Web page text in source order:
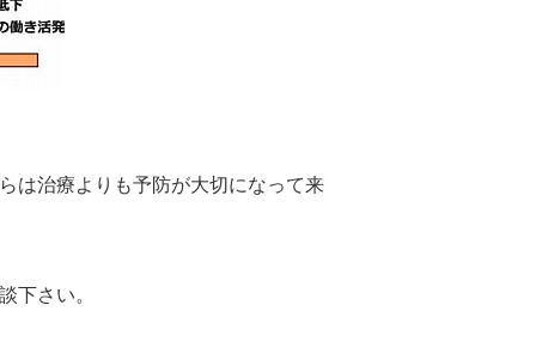
は治療よりも予防が大切になって来
下さい。